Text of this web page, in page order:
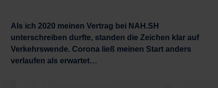
Als ich 2020 meinen Vertrag bei NAH.SH
unterschreiben durfte, standen die Zeichen klar auf
Verkehrswende. Corona ließ meinen Start anders
verlaufen als erwartet…